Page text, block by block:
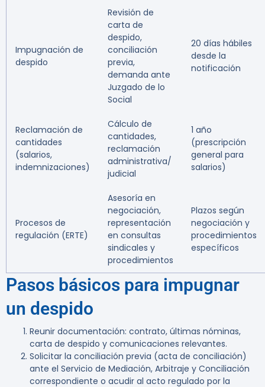
Impugnación de
despido
Revisión de
carta de
despido,
conciliación
previa,
demanda ante
Juzgado de lo
Social
20 días hábiles
desde la
notificación
Reclamación de
cantidades
(salarios,
indemnizaciones)
Cálculo de
cantidades,
reclamación
administrativa/
judicial
1 año
(prescripción
general para
salarios)
Procesos de
regulación (ERTE)
Asesoría en
negociación,
representación
en consultas
sindicales y
procedimientos
Plazos según
negociación y
procedimientos
específicos
Pasos básicos para impugnar
un despido
Reunir documentación: contrato, últimas nóminas,
carta de despido y comunicaciones relevantes.
Solicitar la conciliación previa (acta de conciliación)
ante el Servicio de Mediación, Arbitraje y Conciliación
correspondiente o acudir al acto regulado por la